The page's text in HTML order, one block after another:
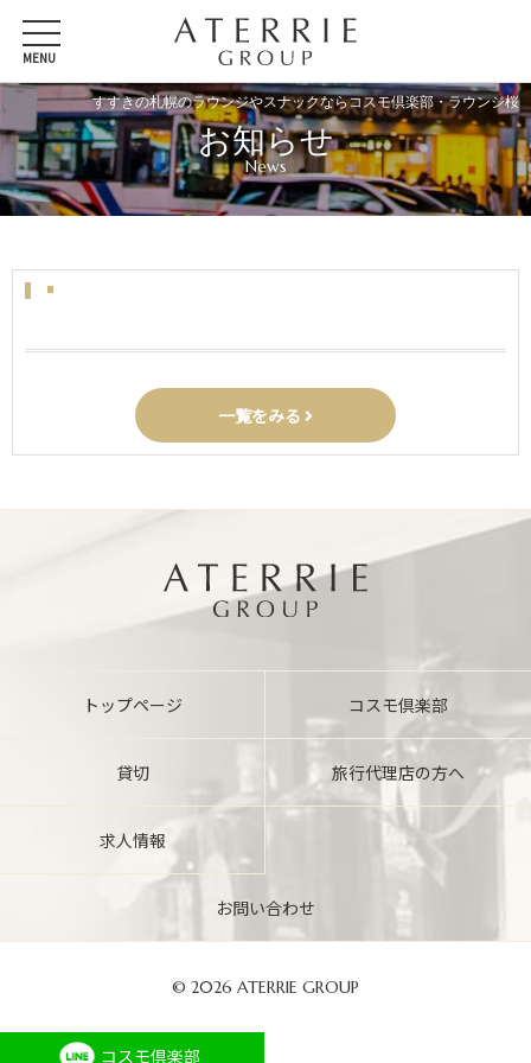
ナビゲーション
MENU
すすきの札幌のラウンジやスナックならコスモ倶楽部・ラウンジ桜
お知らせ
News
一覧をみる
トップページ コスモ倶楽部
貸切 旅行代理店の方へ
求人情報
お問い合わせ
© 2026 ATERRIE GROUP
コスモ倶楽部